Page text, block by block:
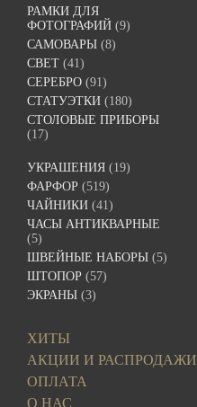
РАМКИ ДЛЯ
ФОТОГРАФИЙ (9)
САМОВАРЫ (8)
СВЕТ (41)
СЕРЕБРО (91)
СТАТУЭТКИ (180)
СТОЛОВЫЕ ПРИБОРЫ
(17)
УКРАШЕНИЯ (19)
ФАРФОР (519)
ЧАЙНИКИ (41)
ЧАСЫ АНТИКВАРНЫЕ
(5)
ШВЕЙНЫЕ НАБОРЫ (5)
ШТОПОР (57)
ЭКРАНЫ (3)
ХИТЫ
АКЦИИ И РАСПРОДАЖИ
ОПЛАТА
О НАС